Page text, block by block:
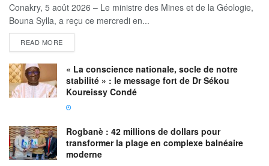
Conakry, 5 août 2026 – Le ministre des Mines et de la Géologie,
Bouna Sylla, a reçu ce mercredi en...
READ MORE
« La conscience nationale, socle de notre
stabilité » : le message fort de Dr Sékou
Koureissy Condé
Rogbanè : 42 millions de dollars pour
transformer la plage en complexe balnéaire
moderne